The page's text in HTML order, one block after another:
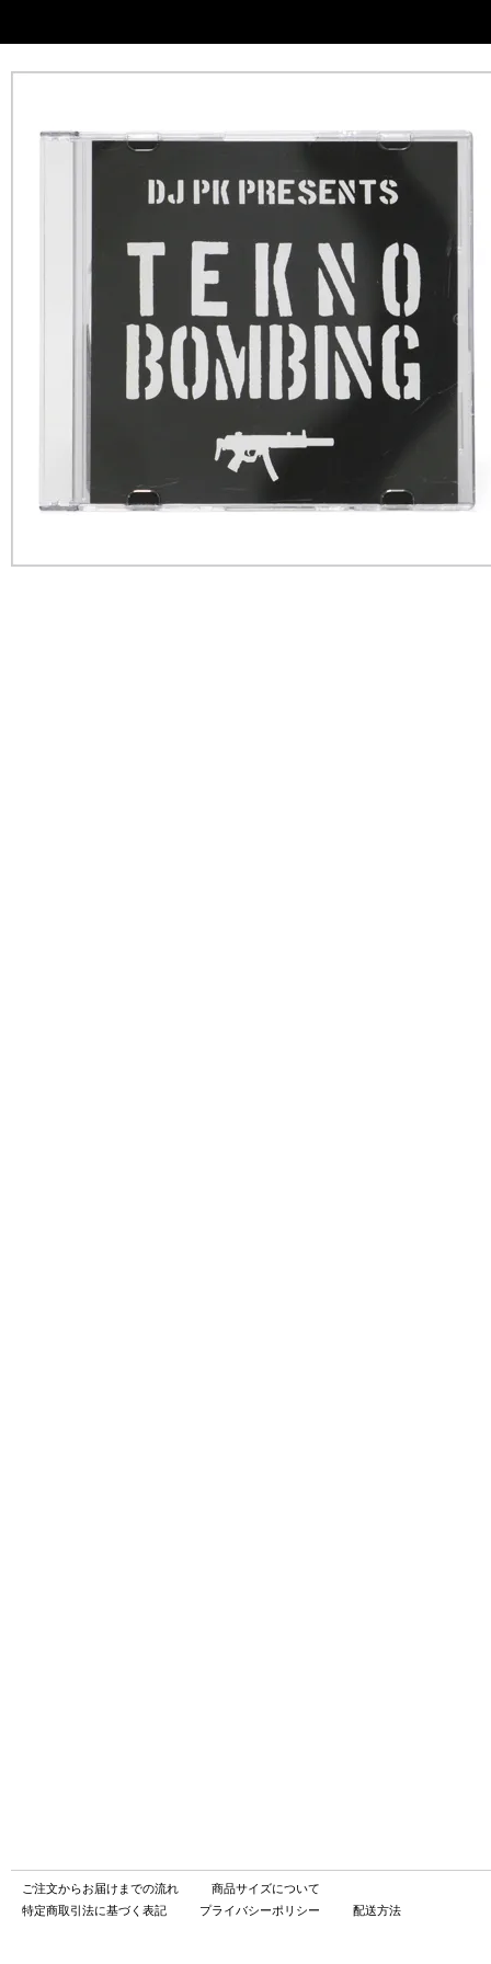
ご注文からお届けまでの流れ
商品サイズについて
特定商取引法に基づく表記
プライバシーポリシー 配送方法